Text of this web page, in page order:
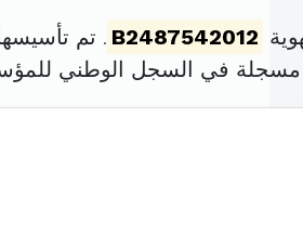
B2487542012 . تم تأسيسها في 24 أفريل 2012
مسجلة في السجل الوطني